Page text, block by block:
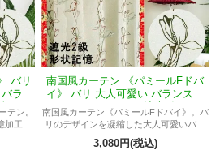
バリ
ラン
サイ
テン。
工、
南国風カーテン 《パミールFドバ
イ》 バリ 大人可愛い バランス付
きフラットスタイル 遮光2級 アイ
ボリー色 サイアムチューリップ柄
南国風カーテン《パミールFドバイ》。バ
リのデザインを凝縮した大人可愛いバラ
ンス付きフラットスタイル。遮光2級のア
イボリー色サイアムチューリップ柄。華
3,080円(税込)